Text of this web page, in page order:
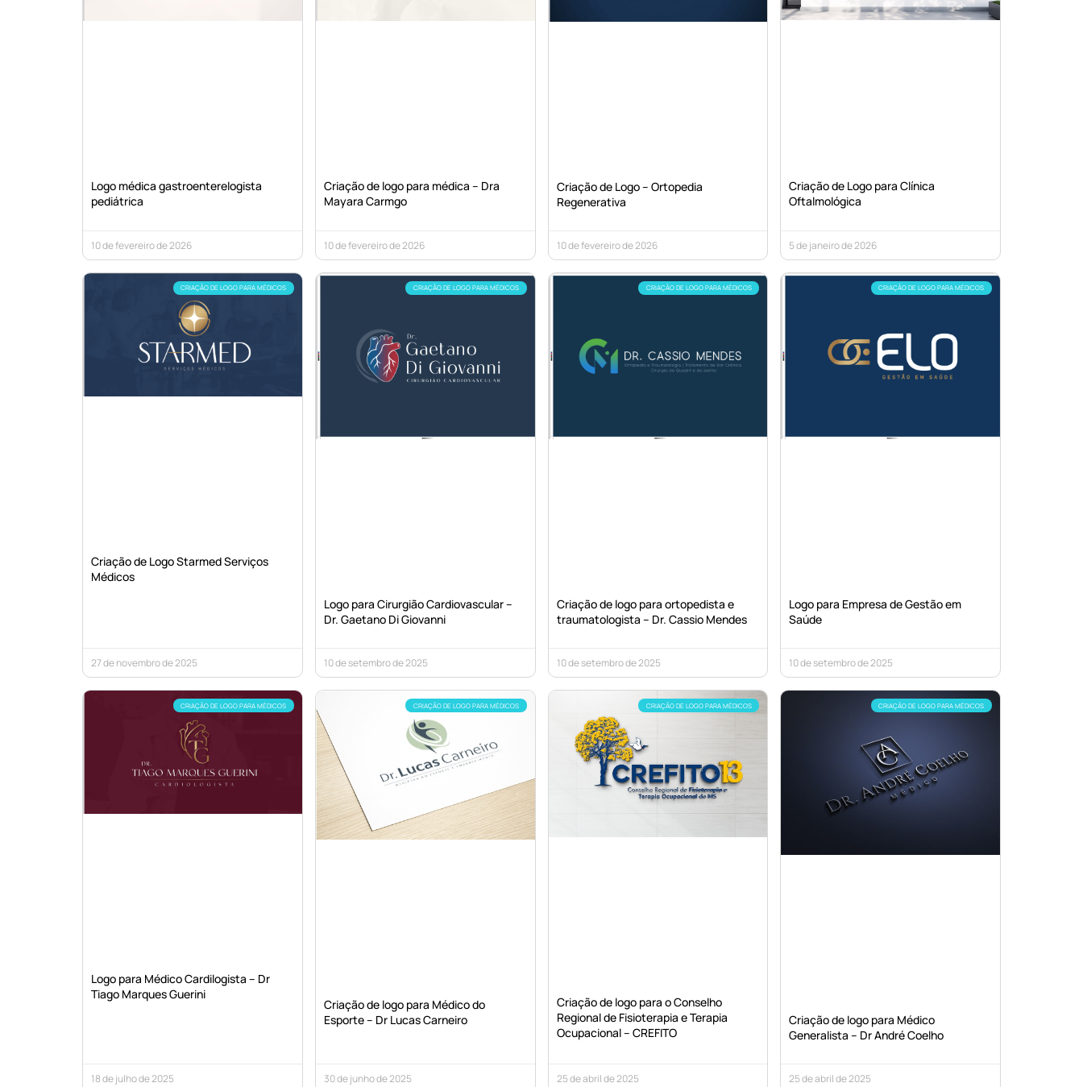
Logo médica gastroenterelogista
pediátrica
10 de fevereiro de 2026
Criação de logo para médica – Dra
Mayara Carmgo
10 de fevereiro de 2026
Criação de Logo – Ortopedia
Regenerativa
10 de fevereiro de 2026
Criação de Logo para Clínica
Oftalmológica
5 de janeiro de 2026
CRIAÇÃO DE LOGO PARA MÉDICOS
Criação de Logo Starmed Serviços
Médicos
27 de novembro de 2025
CRIAÇÃO DE LOGO PARA MÉDICOS
Logo para Cirurgião Cardiovascular –
Dr. Gaetano Di Giovanni
10 de setembro de 2025
CRIAÇÃO DE LOGO PARA MÉDICOS
Criação de logo para ortopedista e
traumatologista – Dr. Cassio Mendes
10 de setembro de 2025
CRIAÇÃO DE LOGO PARA MÉDICOS
Logo para Empresa de Gestão em
Saúde
10 de setembro de 2025
CRIAÇÃO DE LOGO PARA MÉDICOS
Logo para Médico Cardilogista – Dr
Tiago Marques Guerini
18 de julho de 2025
CRIAÇÃO DE LOGO PARA MÉDICOS
Criação de logo para Médico do
Esporte – Dr Lucas Carneiro
30 de junho de 2025
CRIAÇÃO DE LOGO PARA MÉDICOS
Criação de logo para o Conselho
Regional de Fisioterapia e Terapia
Ocupacional – CREFITO
25 de abril de 2025
CRIAÇÃO DE LOGO PARA MÉDICOS
Criação de logo para Médico
Generalista – Dr André Coelho
25 de abril de 2025